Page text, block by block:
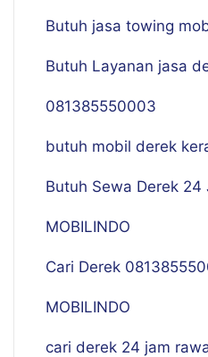
Butuh jasa towing
Butuh Layanan jasa
081385550003
butuh mobil derek
Butuh Sewa Derek 24
MOBILINDO
Cari Derek
MOBILINDO
cari derek 24 jam